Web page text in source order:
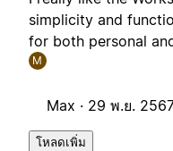
simplicity and
for both personal
M
Max · 29 พ.ย.
โหลดเพิ่ม